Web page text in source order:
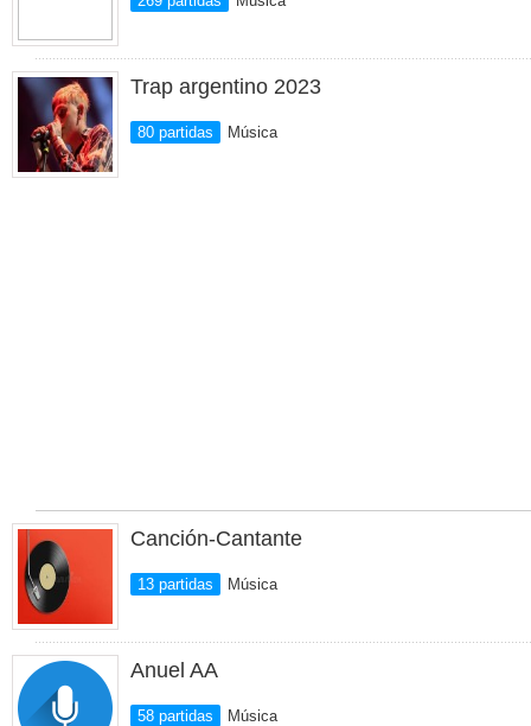
Trap argentino 2023
80 partidas Música
Canción-Cantante
13 partidas Música
Anuel AA
58 partidas Música